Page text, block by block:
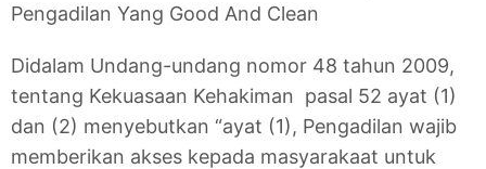
Pengadilan Yang Good And Clean
Didalam Undang-undang nomor 48 tahun 2009,
tentang Kekuasaan Kehakiman pasal 52 ayat (1)
dan (2) menyebutkan “ayat (1), Pengadilan wajib
memberikan akses kepada masyarakaat untuk